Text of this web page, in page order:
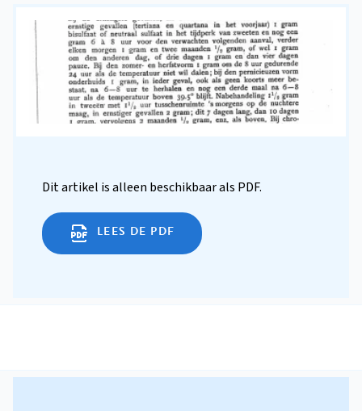
Dit artikel is alleen beschikbaar als PDF.
LEES DE PDF